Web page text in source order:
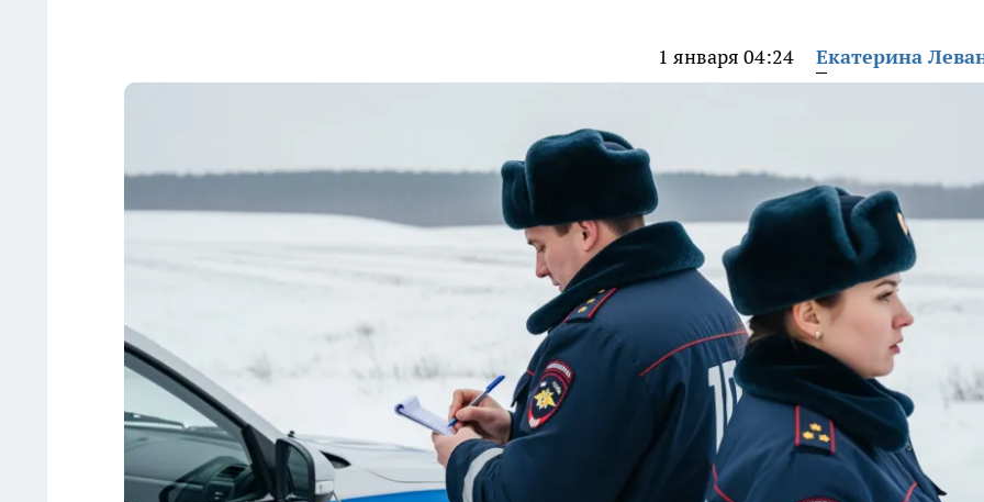
1 января 04:24 Екатерина